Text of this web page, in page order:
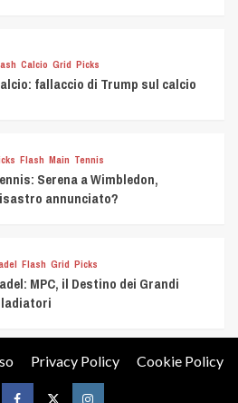
Calcio Grid Picks
fallaccio di Trump sul calcio
Flash Main Tennis
Serena a Wimbledon,
annunciato?
Flash Grid Picks
MPC, il Destino dei Grandi
Privacy Policy Cookie Policy